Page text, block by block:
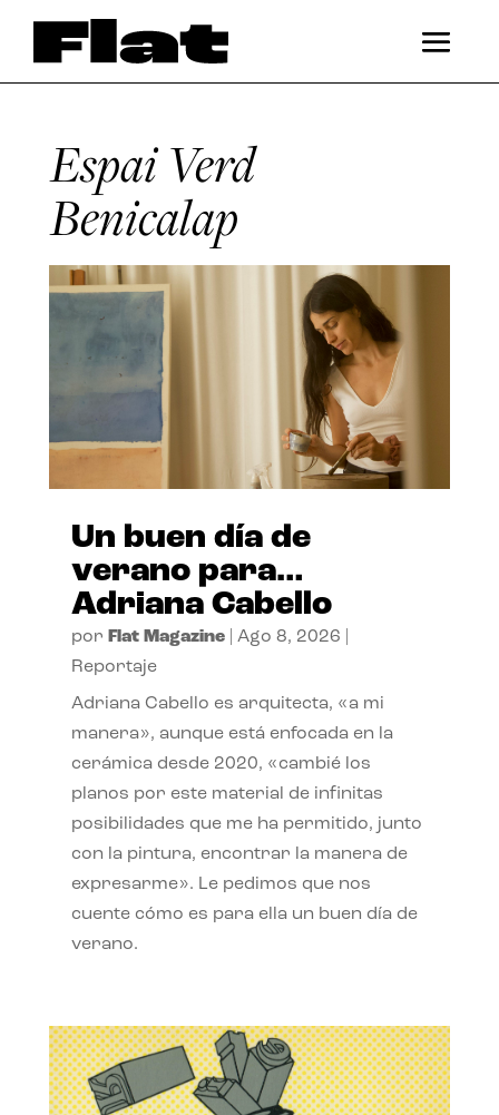
Espai Verd
Benicalap
Un buen día de
verano para…
Adriana Cabello
por Flat Magazine| Ago 8, 2026
Reportaje
Adriana Cabello es arquitecta, «a mi
manera», aunque está enfocada en la
cerámica desde 2020, «cambié los
planos por este material de infinitas
posibilidades que me ha permitido, junto
con la pintura, encontrar la manera de
expresarme». Le pedimos que nos
cuente cómo es para ella un buen día de
verano.